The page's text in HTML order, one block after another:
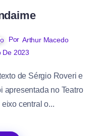
Por Arthur Macedo
De 2023
de Sérgio Roveri e
apresentada no Teatro
central o...